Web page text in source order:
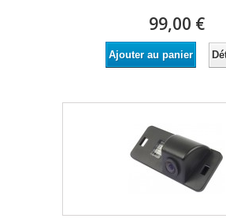
99,00 €
Ajouter au panier